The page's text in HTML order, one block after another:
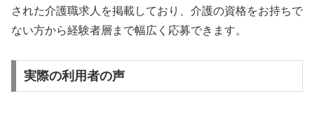
された介護職求人を掲載しており、介護の資格をお持ちで
ない方から経験者層まで幅広く応募できます。
実際の利用者の声